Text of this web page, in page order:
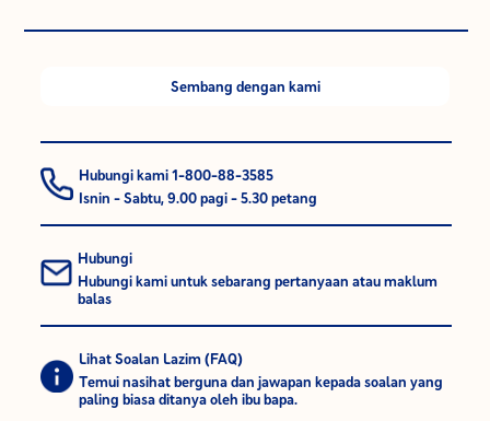
Sembang dengan kami
Hubungi kami 1-800-88-3585
Isnin - Sabtu, 9.00 pagi - 5.30 petang
Hubungi
Hubungi kami untuk sebarang pertanyaan atau maklum
balas
Lihat Soalan Lazim (FAQ)
Temui nasihat berguna dan jawapan kepada soalan yang
paling biasa ditanya oleh ibu bapa.